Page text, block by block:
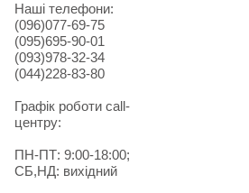
Наші телефони:
(096)077-69-75
(095)695-90-01
(093)978-32-34
(044)228-83-80
Графік роботи call-
центру:
ПН-ПТ: 9:00-18:00;
СБ,НД: вихідний